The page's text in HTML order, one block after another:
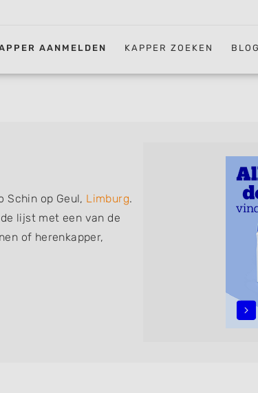
AANMELDEN KAPPER ZOEKEN BLOG
Schin op Geul, Limburg.
lijst met een van de
of herenkapper,
barber of kies voor